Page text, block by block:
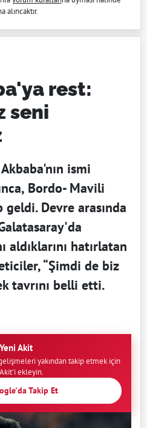
alıncaktır.
rest:
seni
ismi
Bordo- Mavili
Devre arasında
aldıklarını hatırlatan
“Şimdi de biz
tavrını belli etti.
Akit
yakından takip etmek için
ekleyin.
Takip Et